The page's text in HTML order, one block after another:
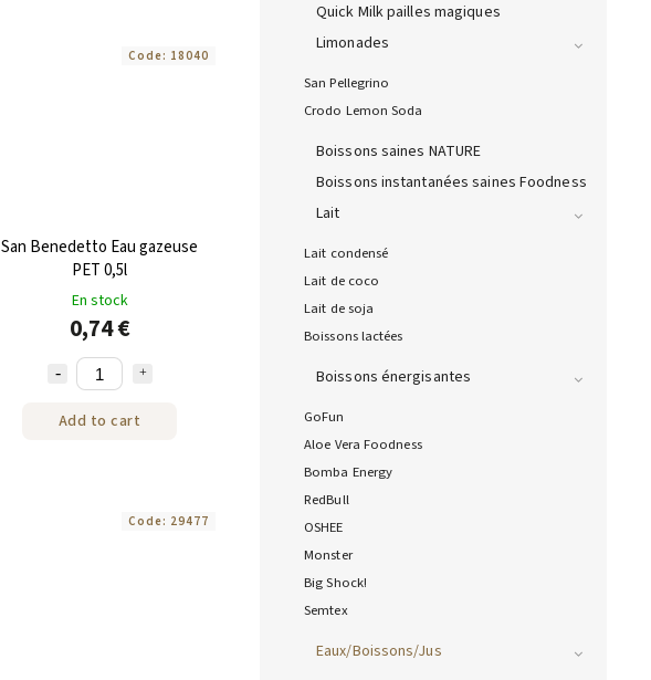
Quick Milk pailles magiques
Limonades
San Pellegrino
Crodo Lemon Soda
Boissons saines NATURE
Boissons instantanées saines Foodness
Lait
Lait condensé
Lait de coco
Lait de soja
Boissons lactées
Boissons énergisantes
GoFun
Aloe Vera Foodness
Bomba Energy
RedBull
OSHEE
Monster
Big Shock!
Semtex
Eaux/Boissons/Jus
San Benedetto Eau gazeuse
PET 0,5l
En stock
0,74 €
Add to cart
Code: 18040
Code: 29477